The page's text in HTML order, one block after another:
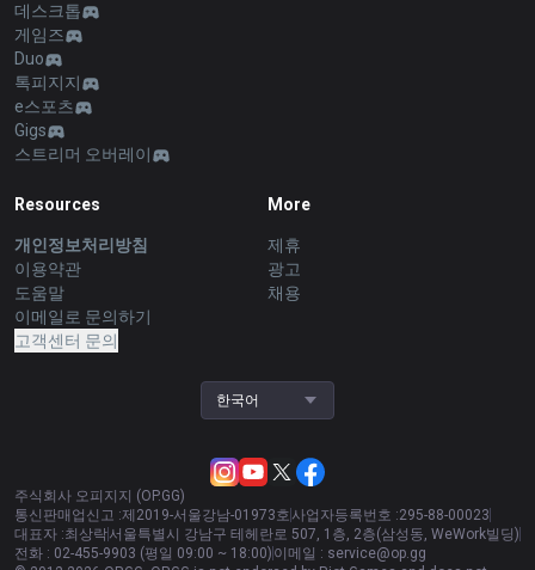
데스크톱
게임즈
Duo
톡피지지
e스포츠
Gigs
스트리머 오버레이
Resources
개인정보처리방침
이용약관
도움말
이메일로 문의하기
고객센터 문의
More
제휴
광고
채용
한국어
주식회사 오피지지 (OP.GG)
통신판매업신고 :제2019-서울강남-01973호 사업자등록번호 :295-88-00023
대표자 :최상락서울특별시 강남구 테헤란로 507, 1층, 2층(삼성동, WeWork빌딩)
전화 : 02-455-9903 (평일 09:00 ~ 18:00) 이메일 : service@op.gg